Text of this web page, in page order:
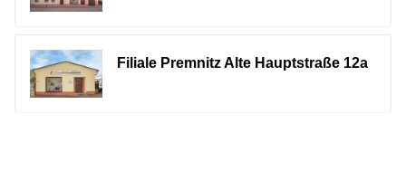
Filiale Premnitz Alte Hauptstraße 12a